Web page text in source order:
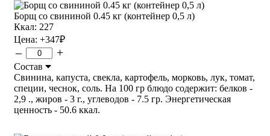
Борщ со свининой 0.45 кг (контейнер 0,5 л)
Ккал: 227
Цена: +347₽
– +
Состав
Свинина, капуста, свекла, картофель, морковь, лук, томат,
специи, чеснок, соль. На 100 гр блюдо содержит: белков -
2,9 ., жиров - 3 г., углеводов - 7.5 гр. Энергетическая
ценность - 50.6 ккал.